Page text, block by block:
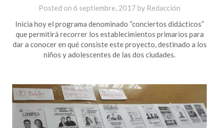
Posted on 6 septiembre, 2017 by Redacción
Inicia hoy el programa denominado “conciertos didácticos”
que permitirá recorrer los establecimientos primarios para
dar a conocer en qué consiste este proyecto, destinado a los
niños y adolescentes de las dos ciudades.